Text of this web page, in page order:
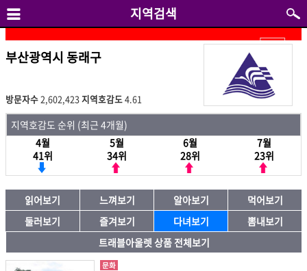
지역검색
부산광역시 동래구
방문자수2,602,423지역호감도 4.61
지역호감도 순위 (최근 4개월)
4월
41위
5월
34위
6월
28위
7월
23위
읽어보기 느껴보기 알아보기
먹어보기
둘러보기
즐겨보기 다녀보기
뽐내보기
트래블아울렛 상품 전체보기
문화